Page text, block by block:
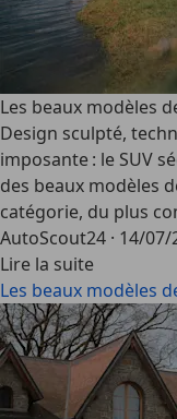
Les beaux modèles
Design sculpté,
imposante : le SUV
des beaux modèles
catégorie, du plus
AutoScout24 · 14/07/
Lire la suite
Les beaux modèles